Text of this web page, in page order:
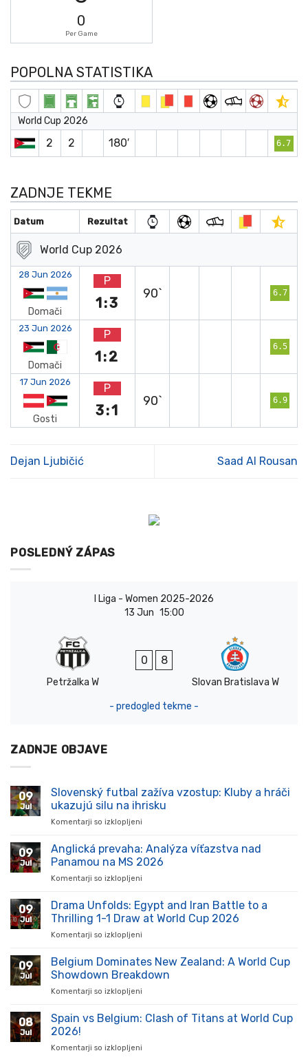
0
Per Game
POPOLNA STATISTIKA
World Cup 2026
2 2 180′ 6.7
ZADNJE TEKME
Datum Rezultat
World Cup 2026
28 Jun 2026
Domači
P
1:3
90` 6.7
23 Jun 2026
Domači
P
1:2
6.5
17 Jun 2026
Gosti
P
3:1
90` 6.9
Dejan Ljubičić Saad Al Rousan
POSLEDNÝ ZÁPAS
I Liga - Women 2025-2026
13 Jun 15:00
Petržalka W
0 8
Slovan Bratislava W
- predogled tekme -
ZADNJE OBJAVE
09
Jul
Slovenský futbal zažíva vzostup: Kluby a hráči
ukazujú silu na ihrisku
Komentarji so izklopljeni
futbal
zažíva
vzostup:
hráči
ukazujú
09
Jul
Anglická prevaha: Analýza víťazstva nad
Panamou na MS 2026
Komentarji so izklopljeni
prevaha:
Analýza
víťazstva
na
MS
09
Jul
Drama Unfolds: Egypt and Iran Battle to a
Thrilling 1-1 Draw at World Cup 2026
Komentarji so izklopljeni
Unfolds:
Egypt
and
to
09
Jul
Belgium Dominates New Zealand: A World Cup
Showdown Breakdown
Komentarji so izklopljeni
Dominates
08
Jul
Spain vs Belgium: Clash of Titans at World Cup
2026!
Komentarji so izklopljeni